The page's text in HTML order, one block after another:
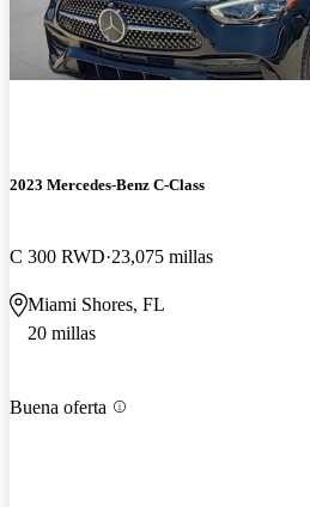
2023 Mercedes-Benz C-Class
C 300 RWD 23,075 millas
Miami Shores, FL
20 millas
Buena oferta